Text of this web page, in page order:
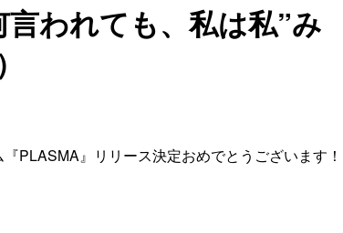
われても、私は私”み
PLASMA』リリース決定おめでとうございます！